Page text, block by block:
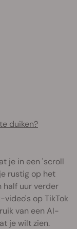
duiken?
je in een 'scroll
rustig op het
half uur verder
op TikTok
van een AI-
je wilt zien.